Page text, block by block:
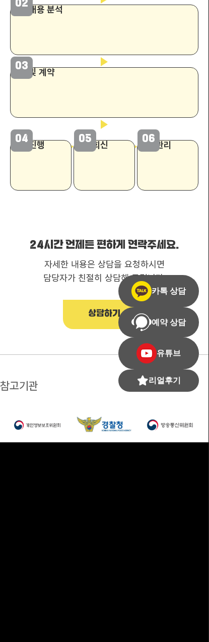
신청 내용 분석
02
견적 및 계약
03
삭제 진행
04 결과 회신
05 사후 관리
06
24시간 언제든 편하게 연락주세요.
자세한 내용은 상담을 요청하시면
담당자가 친절히 상담해 드립니다.
상담하기
참고기관
카톡 상담
예약 상담
유튜브
리얼후기